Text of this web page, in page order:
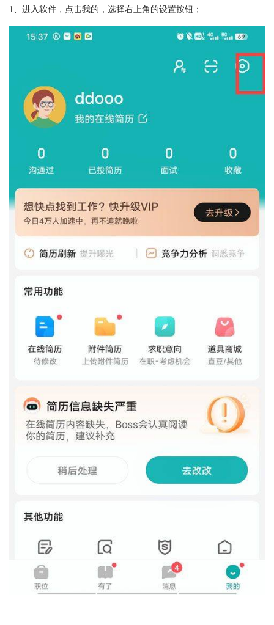
1、进入软件，点击我的，选择右上角的设置按钮；